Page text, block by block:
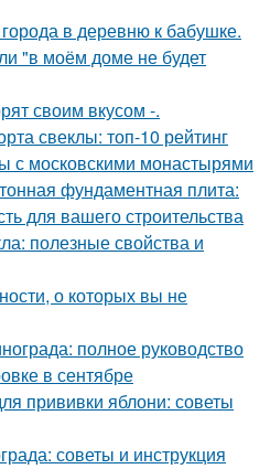
в деревню к бабушке.
"в моём доме не будет
своим вкусом -.
свеклы: топ-10 рейтинг
с московскими монастырями
фундаментная плита:
для вашего строительства
полезные свойства и
о которых вы не
полное руководство
в сентябре
прививки яблони: советы
советы и инструкция